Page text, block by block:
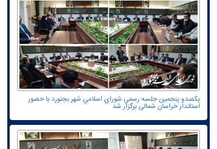
یکصدو پنجمين جلسه رسمي شوراي اسلامي شهر بجنورد با حضور
استاندار خراسان شمالی برگزار شد